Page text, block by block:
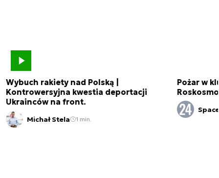
Wybuch rakiety nad Polską |
Kontrowersyjna kwestia deportacji
Ukrainców na front.
Michał Stela 1 min.
Pożar w